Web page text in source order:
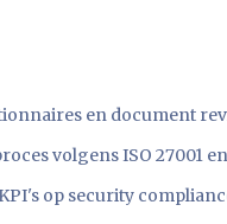
en document
volgens ISO 27001
op security